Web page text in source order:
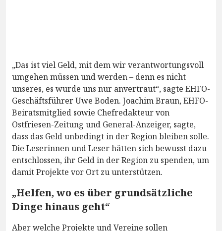
„Das ist viel Geld, mit dem wir verantwortungsvoll
umgehen müssen und werden – denn es nicht
unseres, es wurde uns nur anvertraut“, sagte EHFO-
Geschäftsführer Uwe Boden. Joachim Braun, EHFO-
Beiratsmitglied sowie Chefredakteur von
Ostfriesen-Zeitung und General-Anzeiger, sagte,
dass das Geld unbedingt in der Region bleiben solle.
Die Leserinnen und Leser hätten sich bewusst dazu
entschlossen, ihr Geld in der Region zu spenden, um
damit Projekte vor Ort zu unterstützen.
„Helfen, wo es über grundsätzliche
Dinge hinaus geht“
Aber welche Projekte und Vereine sollen